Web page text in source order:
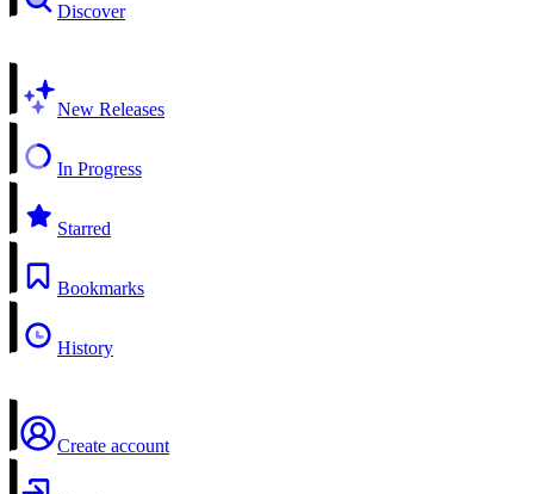
Discover
New Releases
In Progress
Starred
Bookmarks
History
Create account